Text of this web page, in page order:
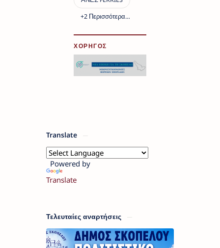
ΧΟΡΗΓΟΣ
Translate
Powered by
Translate
Τελευταίες αναρτήσεις